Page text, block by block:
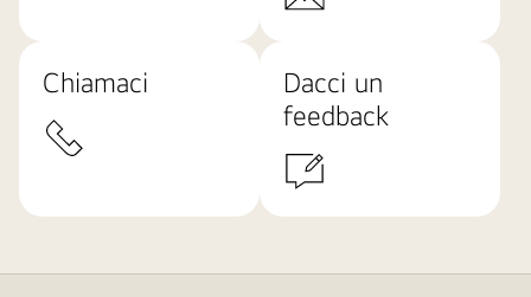
Chiamaci
Dacci un
feedback